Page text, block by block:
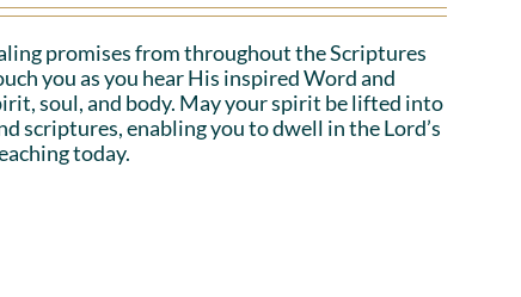
promises from throughout the Scriptures
you as you hear His inspired Word and
soul, and body. May your spirit be lifted into
scriptures, enabling you to dwell in the Lord’s
today.